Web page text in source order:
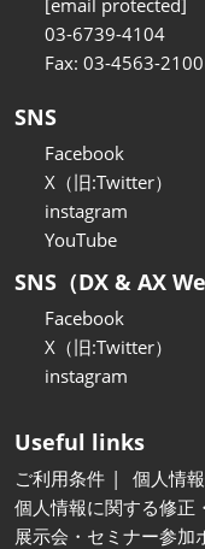
[email protected]
03-6739-4104
Fax: 03-4563-2100
SNS
Facebook
X（旧:Twitter）
instagram
YouTube
SNS（DX & AX
Facebook
X（旧:Twitter）
instagram
Useful links
ご利用条件
個人情
個人情報に関する修正
展示会・セミナー参加